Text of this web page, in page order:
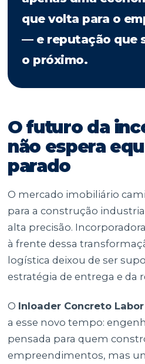
que volta para o
— e reputação que
o próximo.
O futuro da
não espera
parado
O mercado imobiliário
para a construção
alta precisão.
à frente dessa
logística deixou de ser
estratégia de entrega e da
O Inloader Concreto Labor
a esse novo tempo:
pensada para quem
empreendimentos, mas